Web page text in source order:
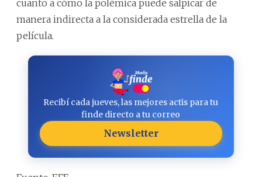
cuanto a cómo la polémica puede salpicar de
manera indirecta a la considerada estrella de la
película.
Recibí cada jueves, las mejores actis para tu
finde directo a tu correo
Newsletter